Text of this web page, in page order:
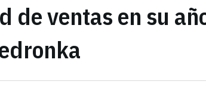
de ventas en su